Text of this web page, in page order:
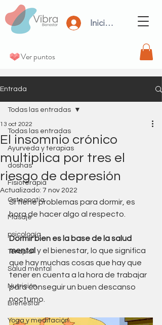
Iniciar Sesión
Ver puntos
Entrada
Todas las entradas
Ayurveda y terapias
doshas
Fisioterapia
Osteopatia
Masaje
psicología
Terapia
Salud mental
Nutrición
Bienestar
Yoga y meditación
Todas las entradas
El insomnio crónico
multiplica por tres el
riesgo de depresión
13 oct 2022
Actualizado: 7 nov 2022
Si tiene problemas para dormir, es
hora de hacer algo al respecto.
Dormir bien es la base de la salud
mental y el bienestar, lo que significa
que hay muchas cosas que hay que
tener en cuenta a la hora de trabajar
para conseguir un buen descanso
nocturno.